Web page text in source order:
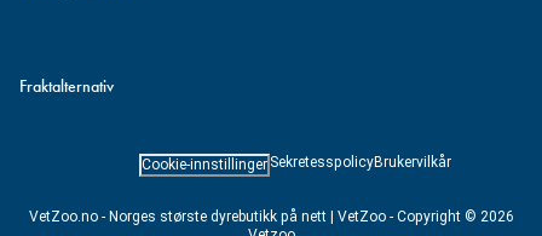
Fraktalternativ
VetZoo.no - Norges største dyrebutikk på nett | VetZoo - Copyright © 2026
Cookie-innstillinger SekretesspolicyBrukervilkår